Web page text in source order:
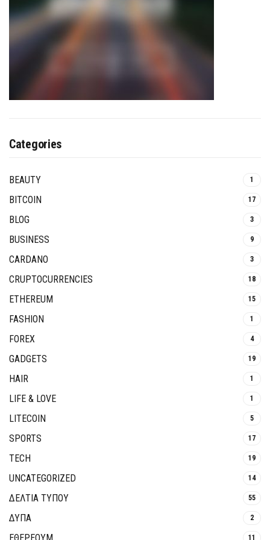
Categories
BEAUTY 1
BITCOIN 17
BLOG 3
BUSINESS 9
CARDANO 3
CRUPTOCURRENCIES 18
ETHEREUM 15
FASHION 1
FOREX 4
GADGETS 19
HAIR 1
LIFE & LOVE 1
LITECOIN 5
SPORTS 17
TECH 19
UNCATEGORIZED 14
ΔΕΛΤΙΑ ΤΥΠΟΥ 55
ΔΥΠΑ 2
11